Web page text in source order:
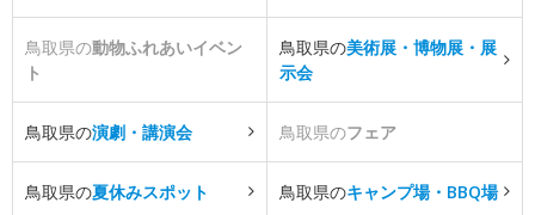
鳥取県の動物ふれあいイベン
ト
鳥取県の美術展・博物展・展
示会
鳥取県の演劇・講演会 鳥取県のフェア
鳥取県の夏休みスポット 鳥取県のキャンプ場・BBQ場